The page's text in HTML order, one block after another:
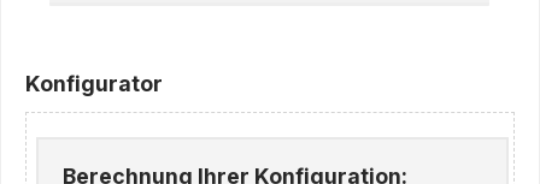
Konfigurator
Berechnung Ihrer Konfiguration: